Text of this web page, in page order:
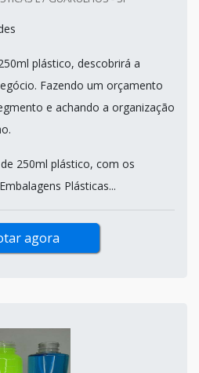
plástico, descobrirá a
Fazendo um orçamento
e achando a organização
250ml plástico, com os
Plásticas...
agora